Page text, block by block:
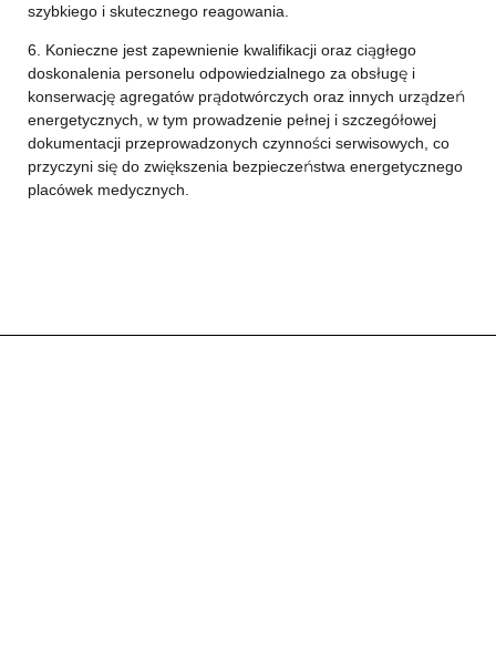
szybkiego i skutecznego reagowania.
6. Konieczne jest zapewnienie kwalifikacji oraz ciągłego
doskonalenia personelu odpowiedzialnego za obsługę i
konserwację agregatów prądotwórczych oraz innych urządzeń
energetycznych, w tym prowadzenie pełnej i szczegółowej
dokumentacji przeprowadzonych czynności serwisowych, co
przyczyni się do zwiększenia bezpieczeństwa energetycznego
placówek medycznych.